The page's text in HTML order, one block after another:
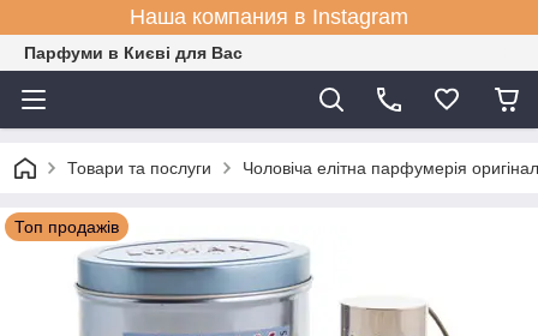
Наша компания в Instagram
Парфуми в Києві для Вас
Товари та послуги Чоловіча елітна парфумерія оригінал
Топ продажів